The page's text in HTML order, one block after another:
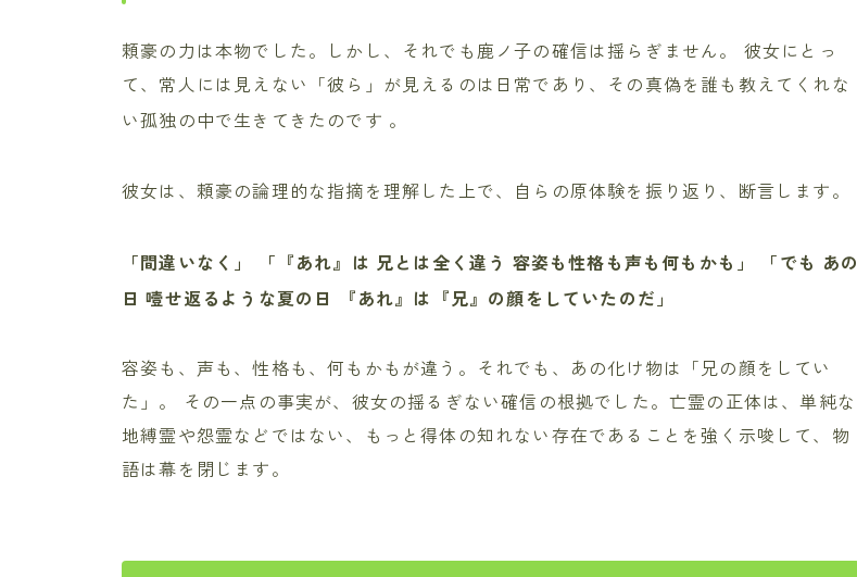
頼豪の力は本物でした。しかし、それでも鹿ノ子の確信は揺らぎません。 彼女にとっ
て、常人には見えない「彼ら」が見えるのは日常であり、その真偽を誰も教えてくれな
い孤独の中で生きてきたのです 。
彼女は、頼豪の論理的な指摘を理解した上で、自らの原体験を振り返り、断言します。
「間違いなく」 「『あれ』は 兄とは全く違う 容姿も性格も声も何もかも」
「でも あの
日 噎せ返るような夏の日 『あれ』は『兄』の顔をしていたのだ」
容姿も、声も、性格も、何もかもが違う。それでも、あの化け物は「兄の顔をしてい
た」。 その一点の事実が、彼女の揺るぎない確信の根拠でした。亡霊の正体は、単純な
地縛霊や怨霊などではない、もっと得体の知れない存在であることを強く示唆して、物
語は幕を閉じます。